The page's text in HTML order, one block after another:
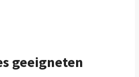
geeigneten